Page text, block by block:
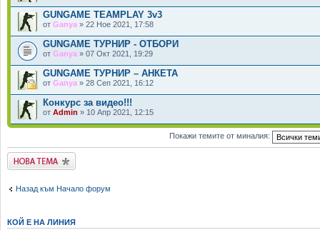
GUNGAME TEAMPLAY 3v3
от Ganya » 22 Ное 2021, 17:58
GUNGAME ТУРНИР - ОТБОРИ
от Ganya » 07 Окт 2021, 19:29
GUNGAME ТУРНИР – АНКЕТА
от Ganya » 28 Сеп 2021, 16:12
Конкурс за видео!!!
от Admin » 10 Апр 2021, 12:15
Покажи темите от миналия:
Публикувай нова
тема
Назад към Начало форум
КОЙ Е НА ЛИНИЯ